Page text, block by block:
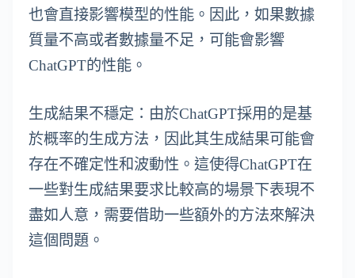
也會直接影響模型的性能。因此，如果數據
質量不高或者數據量不足，可能會影響
ChatGPT的性能。
生成結果不穩定：由於ChatGPT採用的是基
於概率的生成方法，因此其生成結果可能會
存在不確定性和波動性。這使得ChatGPT在
一些對生成結果要求比較高的場景下表現不
盡如人意，需要借助一些額外的方法來解決
這個問題。